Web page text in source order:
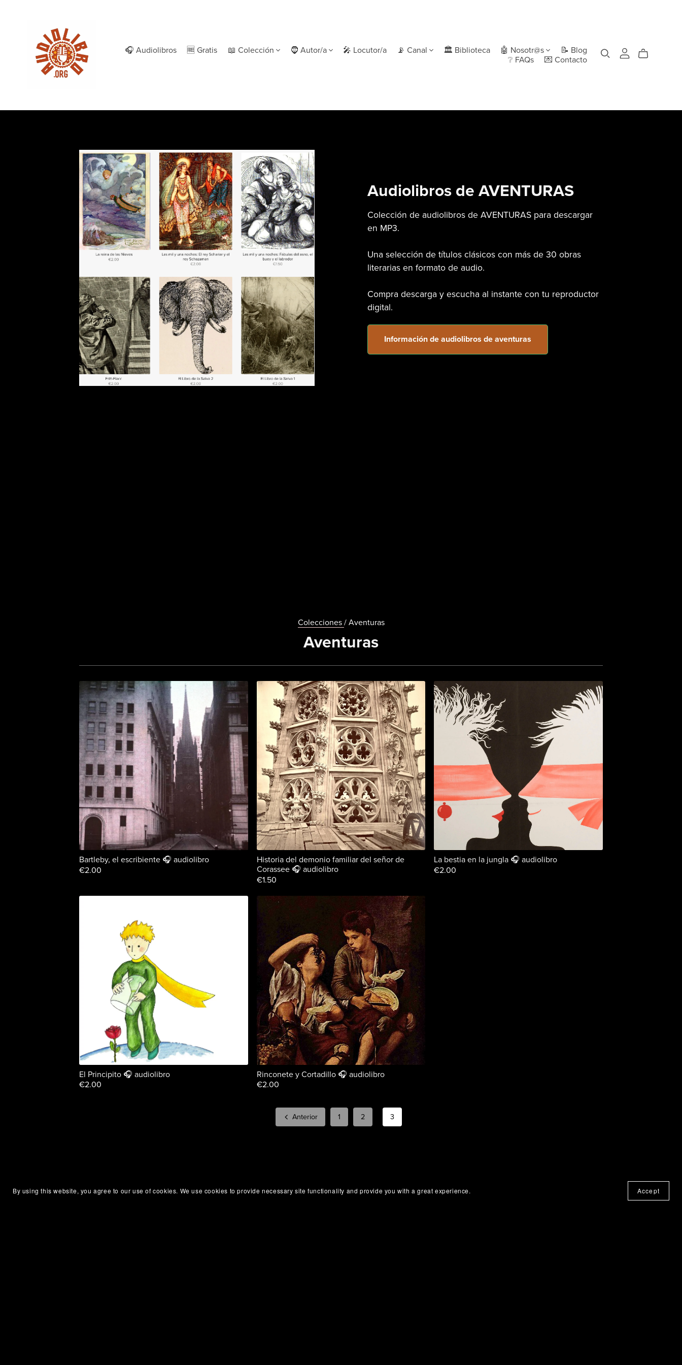
🎧 Audiolibros 🆓 Gratis 📖 Colección 🧔 Autor/a 🎤 Locutor/a 📡 Canal 🏛 Biblioteca 🤖 Nosotr@s
📝 Blog
❔ FAQs
💌 Contacto
Audiolibros de AVENTURAS
Colección de audiolibros de AVENTURAS para descargar
en MP3.
Una selección de títulos clásicos con más de 30 obras
literarias en formato de audio.
Compra descarga y escucha al instante con tu reproductor
digital.
Información de audiolibros de aventuras
Colecciones / Aventuras
Aventuras
Bartleby, el escribiente 🎧 audiolibro
€2.00
Historia del demonio familiar del señor de
Corassee 🎧 audiolibro
€1.50
La bestia en la jungla 🎧 audiolibro
€2.00
El Principito 🎧 audiolibro
€2.00
Rinconete y Cortadillo 🎧 audiolibro
€2.00
Anterior 1 2 3
By using this website, you agree to our use of cookies. We use cookies to provide necessary site functionality and provide you with a great experience. Accept